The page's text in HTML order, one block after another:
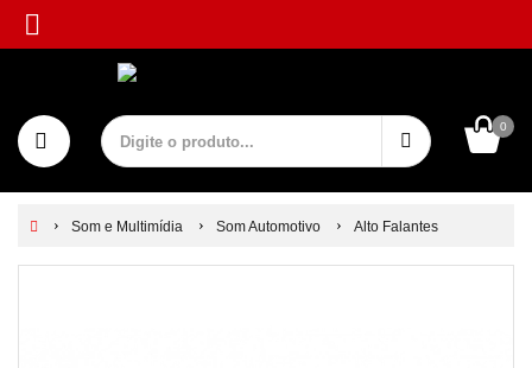
0
Som e Multimídia Som Automotivo Alto Falantes